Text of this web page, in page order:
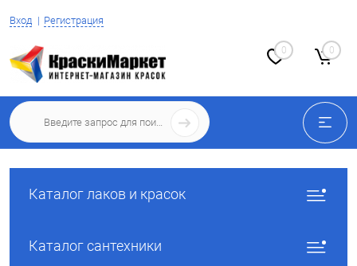
Вход Регистрация
0 0
Каталог лаков и красок
Каталог сантехники